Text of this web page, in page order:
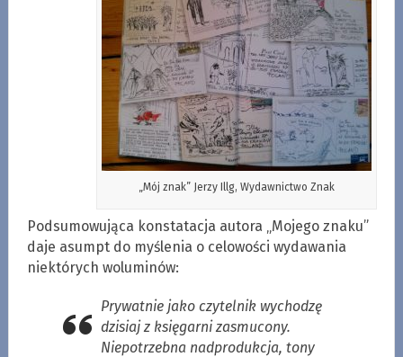
„Mój znak” Jerzy Illg, Wydawnictwo Znak
Podsumowująca konstatacja autora „Mojego znaku”
daje asumpt do myślenia o celowości wydawania
niektórych woluminów:
Prywatnie jako czytelnik wychodzę
dzisiaj z księgarni zasmucony.
Niepotrzebna nadprodukcja, tony